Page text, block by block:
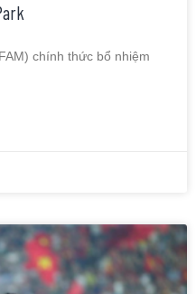
chính thức bổ nhiệm